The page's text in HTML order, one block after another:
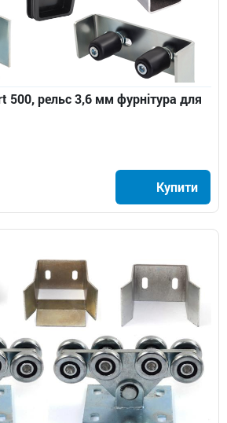
500, рельс 3,6 мм фурнітура для
Купити